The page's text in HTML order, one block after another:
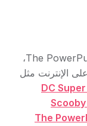
إذا كنت تحب The PowerPuff Girls: Unordinary Week،
الإنترنت مثل
DC
The